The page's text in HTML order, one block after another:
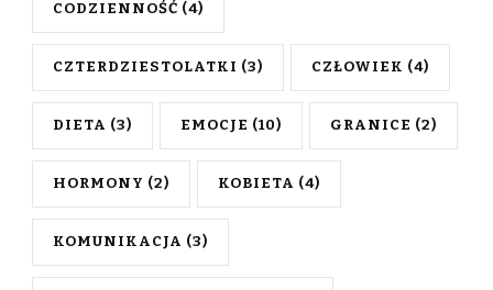
CODZIENNOŚĆ (4)
CZTERDZIESTOLATKI (3) CZŁOWIEK (4)
DIETA (3) EMOCJE (10) GRANICE (2)
HORMONY (2) KOBIETA (4)
KOMUNIKACJA (3)